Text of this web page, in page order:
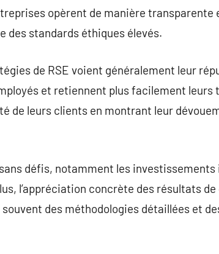
opèrent de manière transparente
des standards éthiques élevés.
de RSE voient généralement leur
et retiennent plus facilement leurs
de leurs clients en montrant leur
sans défis, notamment les
l’appréciation concrète des résultats
des méthodologies détaillées et